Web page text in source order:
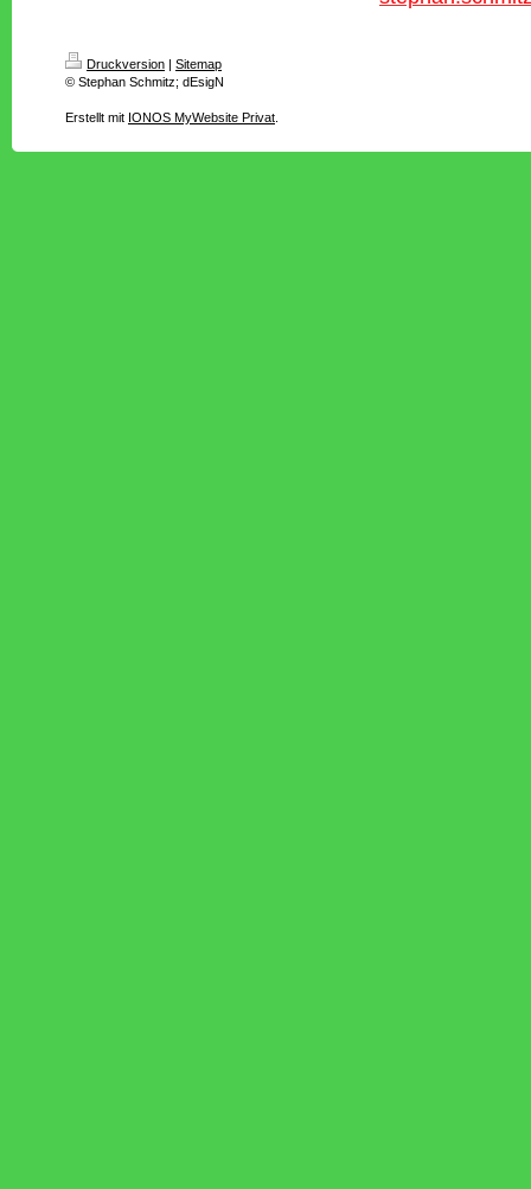
Druckversion | Sitemap
© Stephan Schmitz; dEsigN
Erstellt mit IONOS MyWebsite Privat